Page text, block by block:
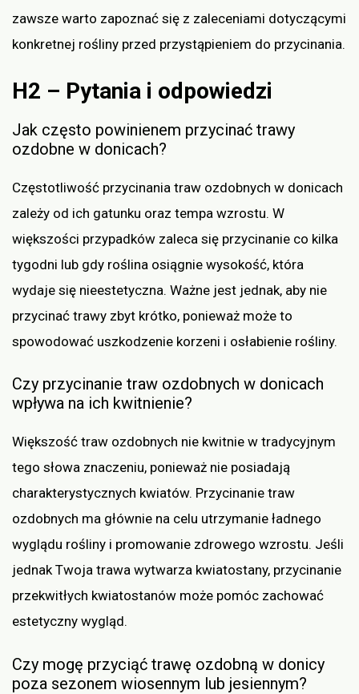
zawsze warto zapoznać się z zaleceniami dotyczącymi
konkretnej rośliny przed przystąpieniem do przycinania.
H2 – Pytania i odpowiedzi
Jak często powinienem przycinać trawy
ozdobne w donicach?
Częstotliwość przycinania traw ozdobnych w donicach
zależy od ich gatunku oraz tempa wzrostu. W
większości przypadków zaleca się przycinanie co kilka
tygodni lub gdy roślina osiągnie wysokość, która
wydaje się nieestetyczna. Ważne jest jednak, aby nie
przycinać trawy zbyt krótko, ponieważ może to
spowodować uszkodzenie korzeni i osłabienie rośliny.
Czy przycinanie traw ozdobnych w donicach
wpływa na ich kwitnienie?
Większość traw ozdobnych nie kwitnie w tradycyjnym
tego słowa znaczeniu, ponieważ nie posiadają
charakterystycznych kwiatów. Przycinanie traw
ozdobnych ma głównie na celu utrzymanie ładnego
wyglądu rośliny i promowanie zdrowego wzrostu. Jeśli
jednak Twoja trawa wytwarza kwiatostany, przycinanie
przekwitłych kwiatostanów może pomóc zachować
estetyczny wygląd.
Czy mogę przyciąć trawę ozdobną w donicy
poza sezonem wiosennym lub jesiennym?